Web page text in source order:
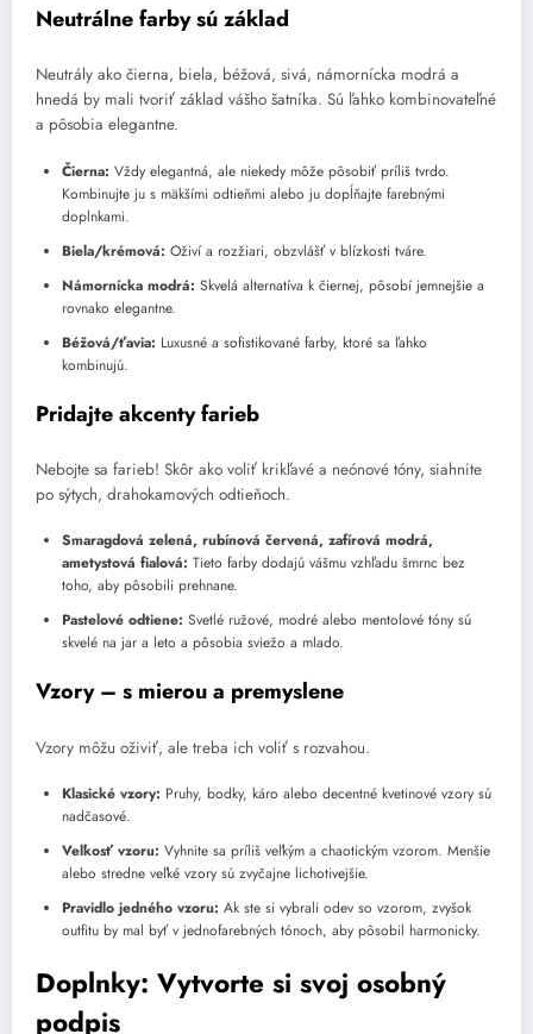
Neutrálne farby sú základ
Neutrály ako čierna, biela, béžová, sivá, námornícka modrá a
hnedá by mali tvoriť základ vášho šatníka. Sú ľahko kombinovateľné
a pôsobia elegantne.
Čierna: Vždy elegantná, ale niekedy môže pôsobiť príliš tvrdo.
Kombinujte ju s mäkšími odtieňmi alebo ju dopĺňajte farebnými
doplnkami.
Biela/krémová: Oživí a rozžiari, obzvlášť v blízkosti tváre.
Námornícka modrá: Skvelá alternatíva k čiernej, pôsobí jemnejšie a
rovnako elegantne.
Béžová/ťavia: Luxusné a sofistikované farby, ktoré sa ľahko
kombinujú.
Pridajte akcenty farieb
Nebojte sa farieb! Skôr ako voliť krikľavé a neónové tóny, siahnite
po sýtych, drahokamových odtieňoch.
Smaragdová zelená, rubínová červená, zafírová modrá,
ametystová fialová: Tieto farby dodajú vášmu vzhľadu šmrnc bez
toho, aby pôsobili prehnane.
Pastelové odtiene: Svetlé ružové, modré alebo mentolové tóny sú
skvelé na jar a leto a pôsobia sviežo a mlado.
Vzory – s mierou a premyslene
Vzory môžu oživiť, ale treba ich voliť s rozvahou.
Klasické vzory: Pruhy, bodky, káro alebo decentné kvetinové vzory sú
nadčasové.
Veľkosť vzoru: Vyhnite sa príliš veľkým a chaotickým vzorom. Menšie
alebo stredne veľké vzory sú zvyčajne lichotivejšie.
Pravidlo jedného vzoru: Ak ste si vybrali odev so vzorom, zvyšok
outfitu by mal byť v jednofarebných tónoch, aby pôsobil harmonicky.
Doplnky: Vytvorte si svoj osobný
podpis